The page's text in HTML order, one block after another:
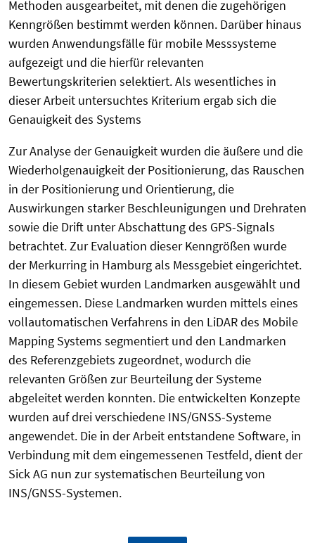
Methoden ausgearbeitet, mit denen die zugehörigen
Kenngrößen bestimmt werden können. Darüber hinaus
wurden Anwendungsfälle für mobile Messsysteme
aufgezeigt und die hierfür relevanten
Bewertungskriterien selektiert. Als wesentliches in
dieser Arbeit untersuchtes Kriterium ergab sich die
Genauigkeit des Systems
Zur Analyse der Genauigkeit wurden die äußere und die
Wiederholgenauigkeit der Positionierung, das Rauschen
in der Positionierung und Orientierung, die
Auswirkungen starker Beschleunigungen und Drehraten
sowie die Drift unter Abschattung des GPS-Signals
betrachtet. Zur Evaluation dieser Kenngrößen wurde
der Merkurring in Hamburg als Messgebiet eingerichtet.
In diesem Gebiet wurden Landmarken ausgewählt und
eingemessen. Diese Landmarken wurden mittels eines
vollautomatischen Verfahrens in den LiDAR des Mobile
Mapping Systems segmentiert und den Landmarken
des Referenzgebiets zugeordnet, wodurch die
relevanten Größen zur Beurteilung der Systeme
abgeleitet werden konnten. Die entwickelten Konzepte
wurden auf drei verschiedene INS/GNSS-Systeme
angewendet. Die in der Arbeit entstandene Software, in
Verbindung mit dem eingemessenen Testfeld, dient der
Sick AG nun zur systematischen Beurteilung von
INS/GNSS-Systemen.